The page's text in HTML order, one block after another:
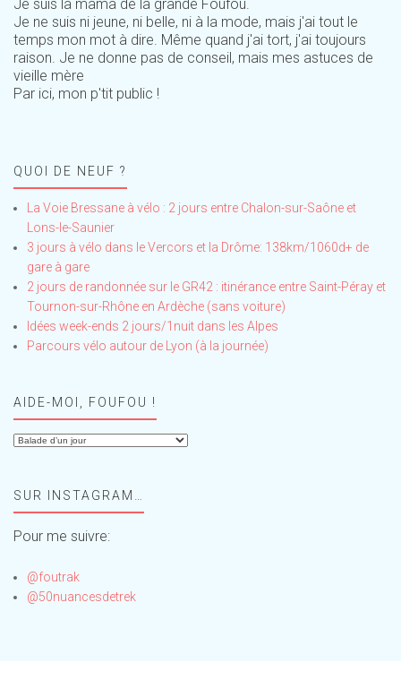
Je suis la mama de la grande Foufou.
Je ne suis ni jeune, ni belle, ni à la mode, mais j'ai tout le
temps mon mot à dire. Même quand j'ai tort, j'ai toujours
raison. Je ne donne pas de conseil, mais mes astuces de
vieille mère
Par ici, mon p'tit public !
QUOI DE NEUF ?
La Voie Bressane à vélo : 2 jours entre Chalon-sur-Saône et
Lons-le-Saunier
3 jours à vélo dans le Vercors et la Drôme: 138km/1060d+ de
gare à gare
2 jours de randonnée sur le GR42 : itinérance entre Saint-Péray et
Tournon-sur-Rhône en Ardèche (sans voiture)
Idées week-ends 2 jours/1nuit dans les Alpes
Parcours vélo autour de Lyon (à la journée)
AIDE-MOI, FOUFOU !
Aide-
!SUR INSTAGRAM…
Pour me suivre:
@foutrak
@50nuancesdetrek